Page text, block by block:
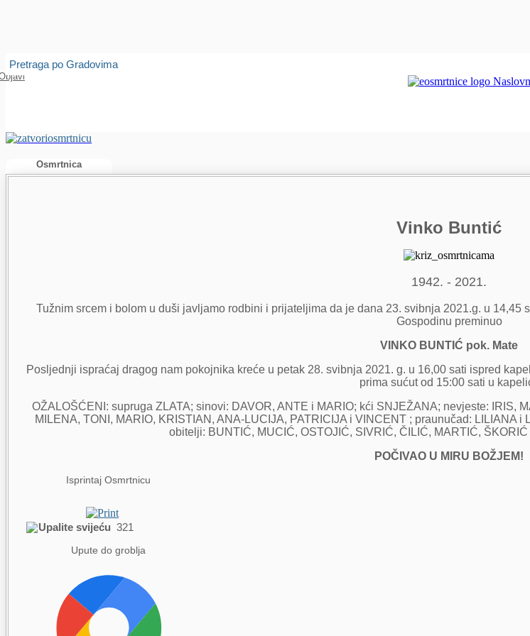
Pretraga po Gradovima
Osmrtnica
Vinko Buntić
1942. - 2021.
Tužnim srcem i bolom u duši javljamo rodbini i prijateljima da je dana 23. svibnja 2021.g. u
Gospodinu preminuo
VINKO BUNTIĆ pok. Mate
Posljednji ispraćaj dragog nam pokojnika kreće u petak 28. svibnja 2021. g. u 16,00 sati ispred
prima sućut od 15:00 sati u
OŽALOŠĆENI: supruga ZLATA; sinovi: DAVOR, ANTE i MARIO; kći SNJEŽANA; nevjeste: IRIS,
MILENA, TONI, MARIO, KRISTIAN, ANA-LUCIJA, PATRICIJA i VINCENT ; praunučad: LILIANA
obitelji: BUNTIĆ, MUCIĆ, OSTOJIĆ, SIVRIĆ, ČILIĆ, MARTIĆ,
POČIVAO U MIRU BOŽJEM!
Isprintaj Osmrtnicu
Upalite svijeću 321
Upute do groblja